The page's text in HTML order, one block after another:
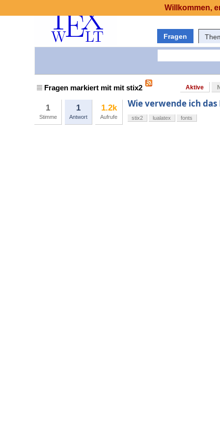
Fragen
Fragen markiert mit mit stix2 Aktive
1
Stimme
1
Antwort
1.2k
Aufrufe
Wie verwende ich
stix2 lualatex fonts
Willkommen,